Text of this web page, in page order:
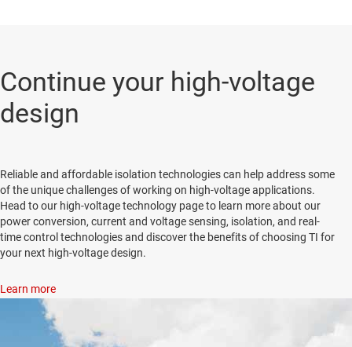
Continue your high-voltage
design
Reliable and affordable isolation technologies can help address some
of the unique challenges of working on high-voltage applications.
Head to our high-voltage technology page to learn more about our
power conversion, current and voltage sensing, isolation, and real-
time control technologies and discover the benefits of choosing TI for
your next high-voltage design.
Learn more